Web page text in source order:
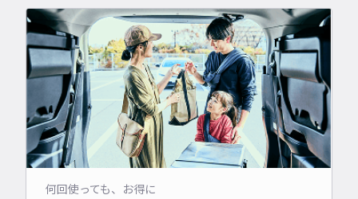
何回使っても、お得に